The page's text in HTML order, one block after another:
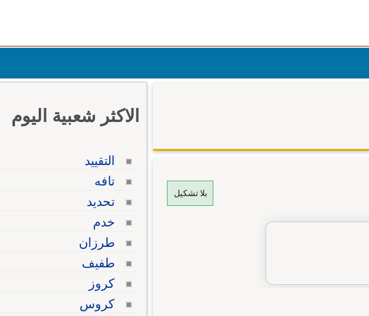
بلا تشكيل
الاكثر شعبية اليوم
التقييد
تافه
تحديد
خدم
طرزان
طفيف
كروز
كروس